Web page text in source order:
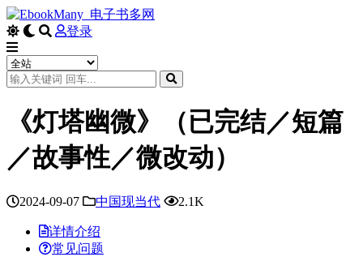
登录
《灯塔幽微》（已完结／短篇
／故事性／微改动）
2024-09-07 中国现当代 2.1K
详情介绍
常见问题